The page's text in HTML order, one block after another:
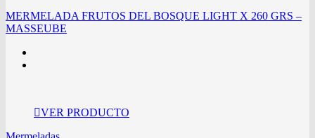
MERMELADA FRUTOS DEL BOSQUE LIGHT X 260 GRS –
MASSEUBE
VER PRODUCTO